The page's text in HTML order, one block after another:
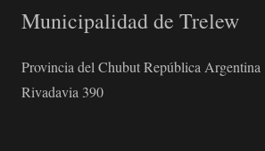
Municipalidad de Trelew
Provincia del Chubut República Argentina
Rivadavia 390